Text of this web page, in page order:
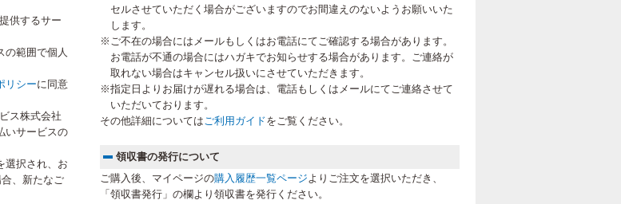
供するサー
の範囲で個人
リシーに同意
ス株式会社
いサービスの
選択され、お
、新たなご
セルさせていただく場合がございますのでお間違えのないようお願いいた
します。
※ご不在の場合にはメールもしくはお電話にてご確認する場合があります。
お電話が不通の場合にはハガキでお知らせする場合があります。ご連絡が
取れない場合はキャンセル扱いにさせていただきます。
※指定日よりお届けが遅れる場合は、電話もしくはメールにてご連絡させて
いただいております。
その他詳細についてはご利用ガイドをご覧ください。
領収書の発行について
ご購入後、マイページの購入履歴一覧ページよりご注文を選択いただき、
「領収書発行」の欄より領収書を発行ください。